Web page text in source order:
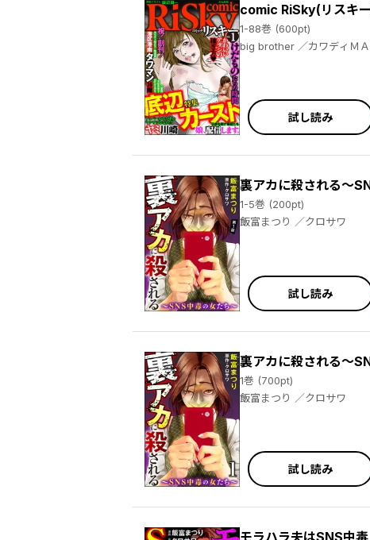
comic RiSky(リスキ
1-88巻 (600pt)
big brother ／カワディＭＡＸ ／岬千皓 ／飯星シンヤ ／マツリセイシロウ ／こにし真樹子 ／成瀬たくや ／comic RiSky（リスキー）編集部 ／宮
試し読み
裏アカに殺される～
1-5巻 (200pt)
飯富まつり ／クロサワ
試し読み
裏アカに殺される～
1巻 (700pt)
飯富まつり ／クロサワ
試し読み
モラハラ夫はSNS中毒